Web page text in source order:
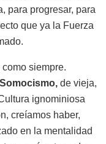
para progresar, para
que ya la Fuerza
siempre.
Somocismo, de vieja,
ignominiosa
creíamos haber,
en la mentalidad